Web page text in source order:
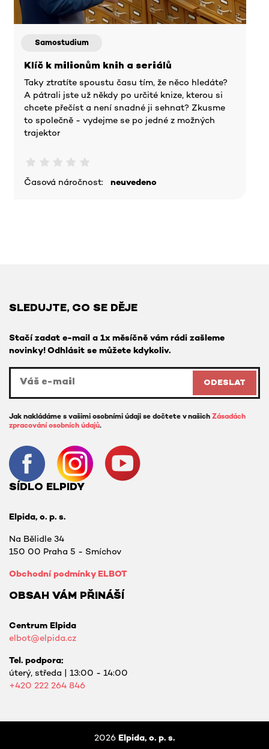
Samostudium
Klíč k milionům knih a seriálů
Taky ztratíte spoustu času tím, že něco hledáte?
A pátrali jste už někdy po určité knize, kterou si
chcete přečíst a není snadné ji sehnat? Zkusme
to společně - vydejme se po jedné z možných
trajektor
Časová náročnost: neuvedeno
SLEDUJTE, CO SE DĚJE
Stačí zadat e-mail a 1x měsíčně vám rádi zašleme
novinky! Odhlásit se můžete kdykoliv.
ODESLAT
Jak nakládáme s vašimi osobními údaji se dočtete v našich Zásadách
zpracování osobních údajů.
SÍDLO ELPIDY
Elpida, o. p. s.
Na Bělidle 34
150 00 Praha 5 - Smíchov
Obchodní podmínky ELBOT
OBSAH VÁM PŘINÁŠÍ
Centrum Elpida
elbot@elpida.cz
Tel. podpora:
úterý, středa | 13:00 - 14:00
+420 222 264 846
2026 Elpida, o. p. s.